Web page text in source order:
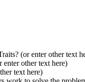
(or enter other text
other text here)
text here)